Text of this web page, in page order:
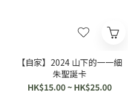
【自家】2024 山下的一一細
朱聖誕卡
HK$15.00 ~ HK$25.00